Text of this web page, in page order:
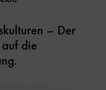
– Der
auf die